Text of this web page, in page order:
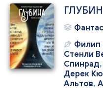
Филип
Стенли
Спинрад,
Дерек
Альтов,